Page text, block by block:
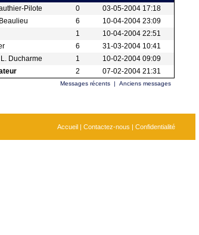
Pilote 0
03-05-2004 17:18
6
10-04-2004 23:09
1
10-04-2004 22:51
6
31-03-2004 10:41
Ducharme 1
10-02-2004 09:09
2 07-02-2004 21:31
Messages récents | Anciens messages
Accueil | Contactez-nous | Confidentialité